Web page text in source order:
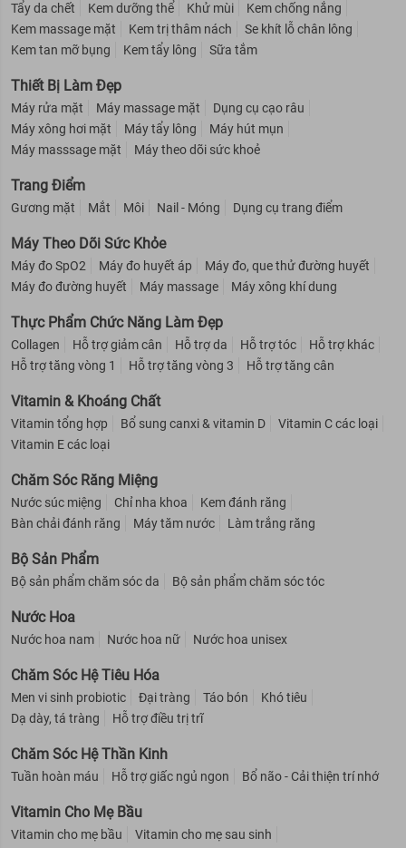
Tẩy da chết Kem dưỡng thể Khử mùi
Kem chống nắng
Kem massage mặt
Kem trị thâm nách
Se khít lỗ chân lông
Kem tan mỡ bụng
Kem tẩy lông Sữa tắm
Thiết Bị Làm Đẹp
Máy rửa mặt Máy massage mặt
Dụng cụ cạo râu
Máy xông hơi mặt
Máy tẩy lông
Máy hút mụn
Máy masssage mặt
Máy theo dõi sức khoẻ
Trang Điểm
Gương mặt Mắt Môi Nail - Móng Dụng cụ trang điểm
Máy Theo Dõi Sức Khỏe
Máy đo SpO2 Máy đo huyết áp
Máy đo, que thử đường huyết
Máy đo đường huyết
Máy massage Máy xông khí dung
Thực Phẩm Chức Năng Làm Đẹp
Collagen Hỗ trợ giảm cân Hỗ trợ da Hỗ trợ tóc
Hỗ trợ khác
Hỗ trợ tăng vòng 1
Hỗ trợ tăng vòng 3 Hỗ trợ tăng cân
Vitamin & Khoáng Chất
Vitamin tổng hợp Bổ sung canxi & vitamin D
Vitamin C các loại
Vitamin E các loại
Chăm Sóc Răng Miệng
Nước súc miệng Chỉ nha khoa
Kem đánh răng
Bàn chải đánh răng
Máy tăm nước Làm trắng răng
Bộ Sản Phẩm
Bộ sản phẩm chăm sóc da Bộ sản phẩm chăm sóc tóc
Nước Hoa
Nước hoa nam Nước hoa nữ Nước hoa unisex
Chăm Sóc Hệ Tiêu Hóa
Men vi sinh probiotic Đại tràng Táo bón
Khó tiêu
Dạ dày, tá tràng
Hỗ trợ điều trị trĩ
Chăm Sóc Hệ Thần Kinh
Tuần hoàn máu Hỗ trợ giấc ngủ ngon Bổ não - Cải thiện trí nhớ
Vitamin Cho Mẹ Bầu
Vitamin cho mẹ bầu
Vitamin cho mẹ sau sinh